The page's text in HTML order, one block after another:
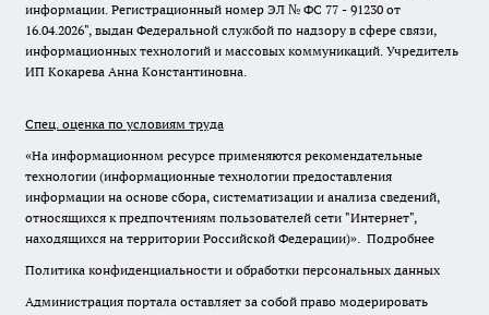
информации. Регистрационный номер ЭЛ № ФС 77 - 91230 от
16.04.2026", выдан Федеральной службой по надзору в сфере связи,
информационных технологий и массовых коммуникаций. Учредитель
ИП Кокарева Анна Константиновна.
Спец. оценка по условиям труда
«На информационном ресурсе применяются рекомендательные
технологии (информационные технологии предоставления
информации на основе сбора, систематизации и анализа сведений,
относящихся к предпочтениям пользователей сети "Интернет",
находящихся на территории Российской Федерации)». Подробнее
Политика конфиденциальности и обработки персональных данных
Администрация портала оставляет за собой право модерировать